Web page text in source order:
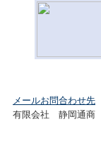
メールお問合わせ先
有限会社 静岡通商